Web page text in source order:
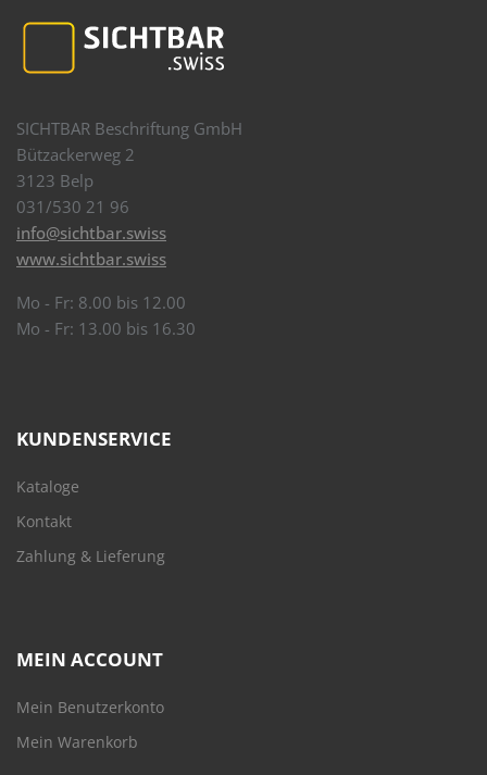
SICHTBAR Beschriftung GmbH
Bützackerweg 2
3123 Belp
031/530 21 96
info@sichtbar.swiss
www.sichtbar.swiss
Mo - Fr: 8.00 bis 12.00
Mo - Fr: 13.00 bis 16.30
KUNDENSERVICE
Kataloge
Kontakt
Zahlung & Lieferung
MEIN ACCOUNT
Mein Benutzerkonto
Mein Warenkorb